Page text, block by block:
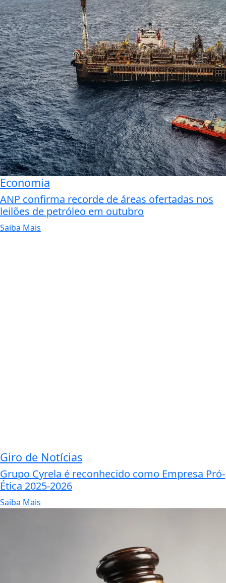
Economia
ANP confirma recorde de áreas ofertadas nos
leilões de petróleo em outubro
Saiba Mais
Giro de Notícias
Grupo Cyrela é reconhecido como Empresa Pró-
Ética 2025-2026
Saiba Mais